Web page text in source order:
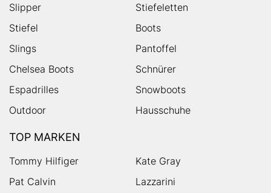
Slipper
Stiefeletten
Stiefel
Boots
Slings
Pantoffel
Chelsea Boots
Schnürer
Espadrilles
Snowboots
Outdoor
Hausschuhe
TOP MARKEN
Tommy Hilfiger
Kate Gray
Pat Calvin
Lazzarini